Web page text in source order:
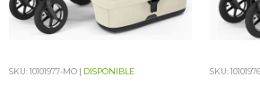
SKU: 10101977-MO | DISPONIBLE SKU: 10101976